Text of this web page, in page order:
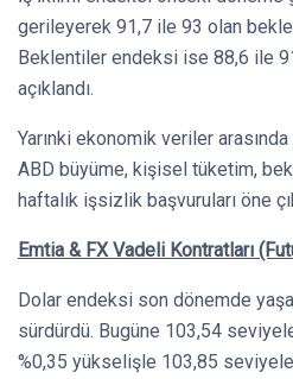
gerileyerek 91,7 ile 93 olan
Beklentiler endeksi ise 88,6 ile
açıklandı.
Yarınki ekonomik veriler
ABD büyüme, kişisel tüketim,
haftalık işsizlik başvuruları öne
Emtia & FX Vadeli Kontratları
Dolar endeksi son dönemde
sürdürdü. Bugüne 103,54
%0,35 yükselişle 103,85